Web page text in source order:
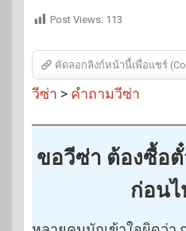
Post Views: 113
คัดลอกลิงก์หน้านี้เพื่อแชร์
วีซ่า > คำถามวีซ่า
ขอวีซ่า ต้องซื้อตั๋
ก่อนไ